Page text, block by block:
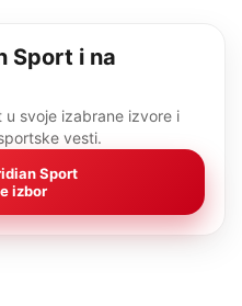
Sport i na
u svoje izabrane izvore i
vesti.
Sport
izbor